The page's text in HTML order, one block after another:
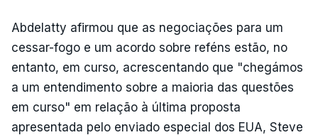
Abdelatty afirmou que as negociações para um
cessar-fogo e um acordo sobre reféns estão, no
entanto, em curso, acrescentando que "chegámos
a um entendimento sobre a maioria das questões
em curso" em relação à última proposta
apresentada pelo enviado especial dos EUA, Steve